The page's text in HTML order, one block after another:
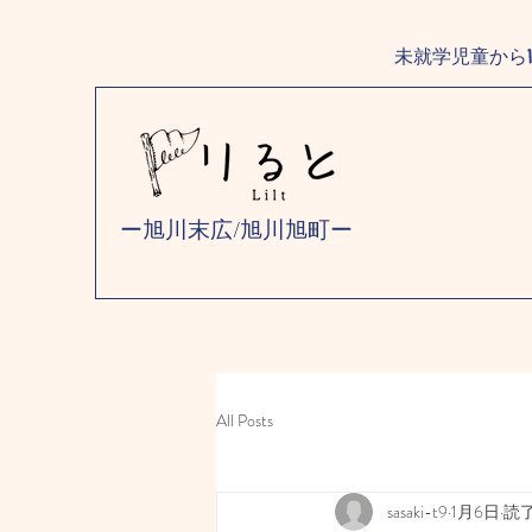
未就学児童か
ー旭川末広/旭川旭町ー
All Posts
sasaki-t9 1月6日 読